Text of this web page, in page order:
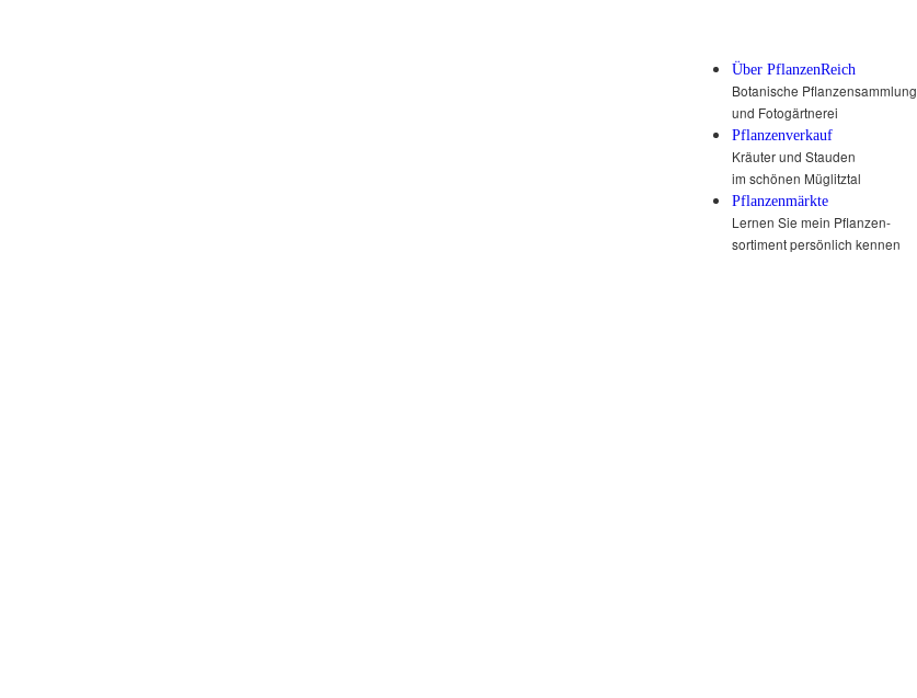
Über PflanzenReich
Botanische Pflanzensammlung
und Fotogärtnerei
Pflanzenverkauf
Kräuter und Stauden
im schönen Müglitztal
Pflanzenmärkte
Lernen Sie mein Pflanzen-
sortiment persönlich kennen